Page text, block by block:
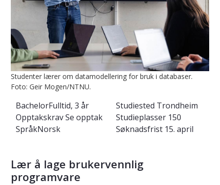
Studenter lærer om datamodellering for bruk i databaser.
Foto: Geir Mogen/NTNU.
BachelorFulltid, 3 år Studiested Trondheim
OpptakskravSe opptak Studieplasser 150
SpråkNorsk Søknadsfrist 15. april
Lær å lage brukervennlig
programvare